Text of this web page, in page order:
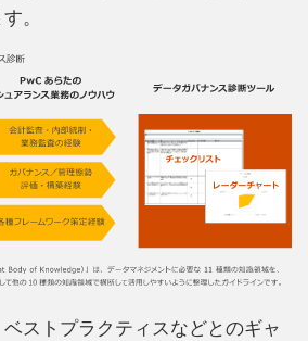
。
ストプラクティスなどとのギャ